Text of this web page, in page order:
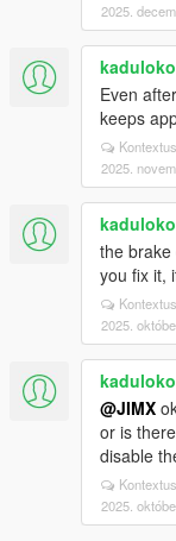
2025.
kaduloko
Even
keeps
2025.
kaduloko
the brake
you fix it,
2025.
kaduloko
@JIMX
or is
disable
2025.